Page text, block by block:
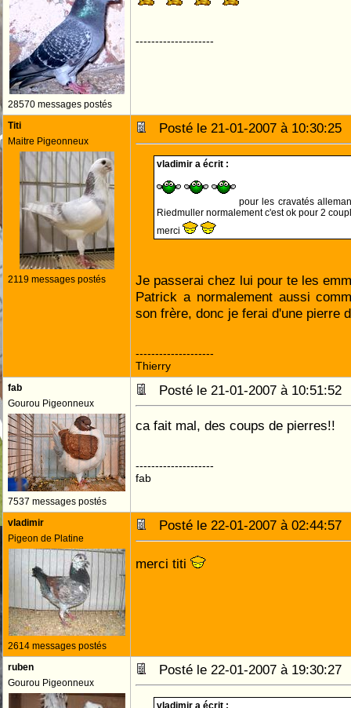
28570 messages postés
--------------------
Titi
Maitre Pigeonneux
2119 messages postés
Posté le 21-01-2007 à
vladimir a écrit :
pour les cravatés
Riedmuller normalement c'est ok pour 2
merci
Je passerai chez lui pour te les
Patrick a normalement aussi
son frère, donc je ferai d'une pierre
--------------------
Thierry
fab
Gourou Pigeonneux
7537 messages postés
Posté le 21-01-2007 à
ca fait mal, des coups de pierres!!
--------------------
fab
vladimir
Pigeon de Platine
2614 messages postés
Posté le 22-01-2007 à
merci titi
ruben
Gourou Pigeonneux
Posté le 22-01-2007 à
vladimir a écrit :